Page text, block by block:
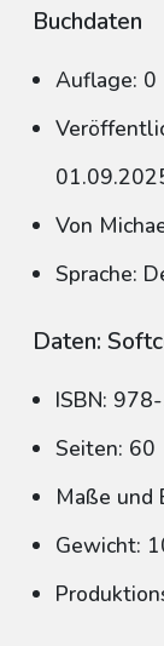
Buchdaten
Auflage: 0
Von
Sprache:
Daten:
ISBN:
Seiten: 60
Maße und
Gewicht: